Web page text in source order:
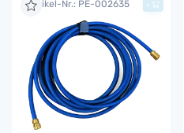
Artikel-Nr.: PE-002635 +